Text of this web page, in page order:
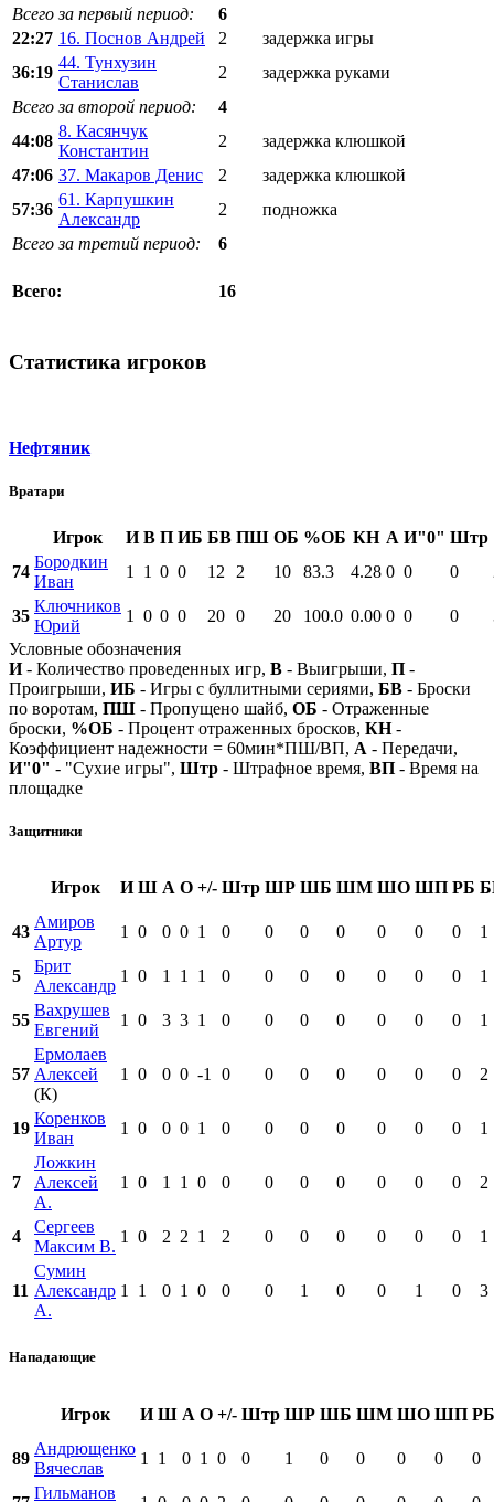
Всего за первый период:
6
22:27 16. Поснов Андрей 2
задержка игры
36:19
44. Тунхузин
Станислав
2
задержка руками
Всего за второй период:
4
44:08
8. Касянчук
Константин
2
задержка клюшкой
47:06 37. Макаров Денис 2
задержка клюшкой
57:36
61. Карпушкин
Александр
2
подножка
Всего за третий период:
6
Всего: 16
Статистика игроков
Нефтяник
Вратари
Игрок И В П ИБ БВ ПШ ОБ %ОБ КН А И"0" Штр
74
Бородкин
Иван
1 1 0 0 12 2 10 83.3 4.28 0 0 0
35
Ключников
Юрий
1 0 0 0 20 0 20 100.0 0.00 0 0 0
Условные обозначения
И- Количество проведенных игр, В - Выигрыши, П -
Проигрыши, ИБ - Игры с буллитными сериями, БВ - Броски
по воротам, ПШ - Пропущено шайб, ОБ - Отраженные
броски, %ОБ - Процент отраженных бросков, КН-
Коэффициент надежности = 60мин*ПШ/ВП, А - Передачи,
И"0" - "Сухие игры", Штр - Штрафное время, ВП - Время на
площадке
Защитники
Игрок И Ш А О +/- Штр ШР ШБ ШМ ШО ШП РБ
43
Амиров
Артур
1 0 0 0 1 0 0 0 0 0 0 0 1
5
Брит
Александр
1 0 1 1 1 0 0 0 0 0 0 0 1
55
Вахрушев
Евгений
1 0 3 3 1 0 0 0 0 0 0 0 1
57
Ермолаев
Алексей
(К)
1 0 0 0 -1 0 0 0 0 0 0 0 2
19
Коренков
Иван
1 0 0 0 1 0 0 0 0 0 0 0 1
7
Ложкин
Алексей
А.
1 0 1 1 0 0 0 0 0 0 0 0 2
4
Сергеев
Максим В.
1 0 2 2 1 2 0 0 0 0 0 0 1
11
Сумин
Александр
А.
1 1 0 1 0 0 0 1 0 0 1 0 3
Нападающие
Игрок И Ш А О +/- Штр ШР ШБ ШМ ШО ШП РБ
89
Андрющенко
Вячеслав
1 1 0 1 0 0 1 0 0 0 0 0
Гильманов